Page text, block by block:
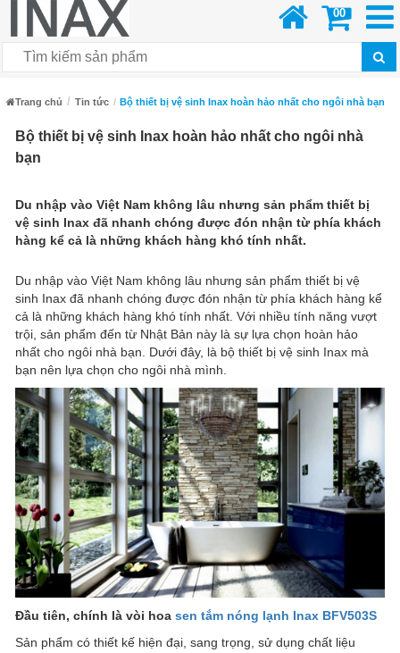
00
Trang chủ Tin tức Bộ thiết bị vệ sinh Inax hoàn hảo nhất cho ngôi nhà bạn
Bộ thiết bị vệ sinh Inax hoàn hảo nhất cho ngôi nhà
bạn
Du nhập vào Việt Nam không lâu nhưng sản phẩm thiết bị
vệ sinh Inax đã nhanh chóng được đón nhận từ phía khách
hàng kể cả là những khách hàng khó tính nhất.
Du nhập vào Việt Nam không lâu nhưng sản phẩm thiết bị vệ
sinh Inax đã nhanh chóng được đón nhận từ phía khách hàng kể
cả là những khách hàng khó tính nhất. Với nhiều tính năng vượt
trội, sản phẩm đến từ Nhật Bản này là sự lựa chọn hoàn hảo
nhất cho ngôi nhà bạn. Dưới đây, là bộ thiết bị vệ sinh Inax mà
bạn nên lựa chọn cho ngôi nhà mình.
Đầu tiên, chính là vòi hoa sen tắm nóng lạnh Inax BFV503S
Sản phẩm có thiết kế hiện đại, sang trọng, sử dụng chất liệu